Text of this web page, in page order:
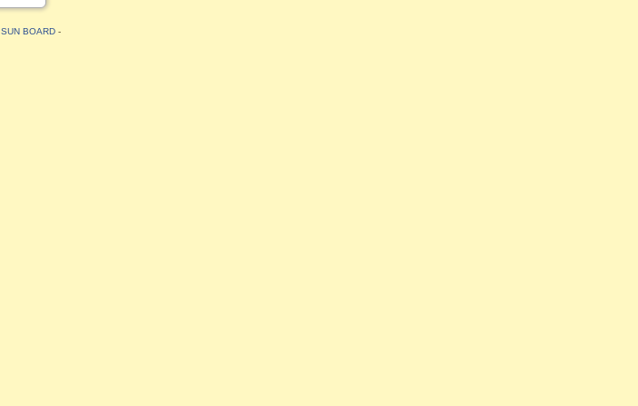
SUN BOARD -